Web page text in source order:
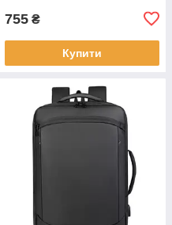
755 ₴
Купити